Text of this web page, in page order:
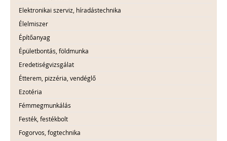
Elektronikai szerviz, híradástechnika
Élelmiszer
Építőanyag
Épületbontás, földmunka
Eredetiségvizsgálat
Étterem, pizzéria, vendéglő
Ezotéria
Fémmegmunkálás
Festék, festékbolt
Fogorvos, fogtechnika